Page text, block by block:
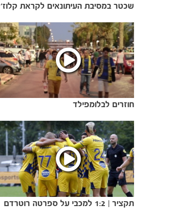
שכטר במסיבת העיתונאים לקראת קלוז'
חוזרים לבלומפילד
תקציר | 1:2 למכבי על ספרטה רוטרדם